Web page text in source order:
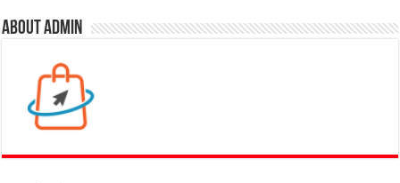
About admin